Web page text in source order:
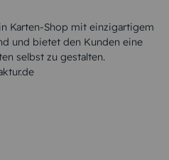
Karten-Shop mit einzigartigem
und bietet den Kunden eine
selbst zu gestalten.